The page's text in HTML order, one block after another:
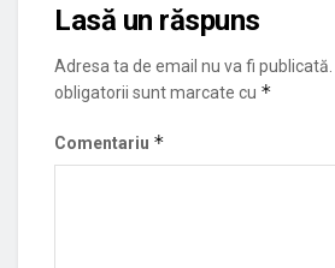
Lasă un răspuns
Adresa ta de email nu va fi publicată.
obligatorii sunt marcate cu *
Comentariu *